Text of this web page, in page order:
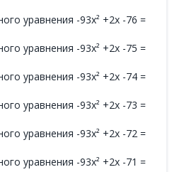
уравнения -93x² +2x -76 =
уравнения -93x² +2x -75 =
уравнения -93x² +2x -74 =
уравнения -93x² +2x -73 =
уравнения -93x² +2x -72 =
уравнения -93x² +2x -71 =